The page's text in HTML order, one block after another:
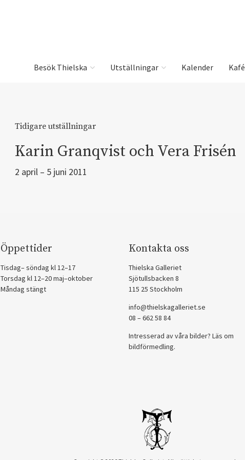
Besök Thielska Utställningar Kalender Kafé
Tidigare utställningar
Karin Granqvist och Vera Frisén
2 april – 5 juni 2011
Öppettider
Tisdag– söndag kl 12–17
Torsdag kl 12–20 maj–oktober
Måndag stängt
Kontakta oss
Thielska Galleriet
Sjötullsbacken 8
115 25 Stockholm
info@thielskagalleriet.se
08 – 662 58 84
Intresserad av våra bilder? Läs om
bildförmedling.